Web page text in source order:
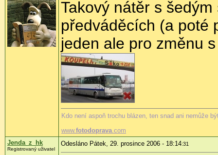
Takový nátěr s
předváděcích (a poté
jeden ale pro změnu
Kdo není aspoň trochu blázen, ten snad ani nemůže
www.fotodoprava.com
Jenda_z_hk
Registrovaný uživatel
Odesláno Pátek, 29. prosince 2006 - 18:14:31